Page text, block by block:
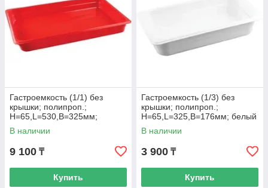
Гастроемкость (1/1) без
крышки; полипроп.;
H=65,L=530,B=325мм;
красный
В наличии
9 100 ₸
Купить
Гастроемкость (1/3) без
крышки; полипроп.;
H=65,L=325,B=176мм; белый
В наличии
3 900 ₸
Купить